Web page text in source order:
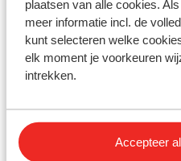
plaatsen van alle cookies.
meer informatie incl. de
kunt selecteren welke
elk moment je voorkeuren
intrekken.
Accepteer
aansprakelijk worden
Vaccinatie:
Voor actuele informatie
de site van LCR: https://
Alarmnummer: